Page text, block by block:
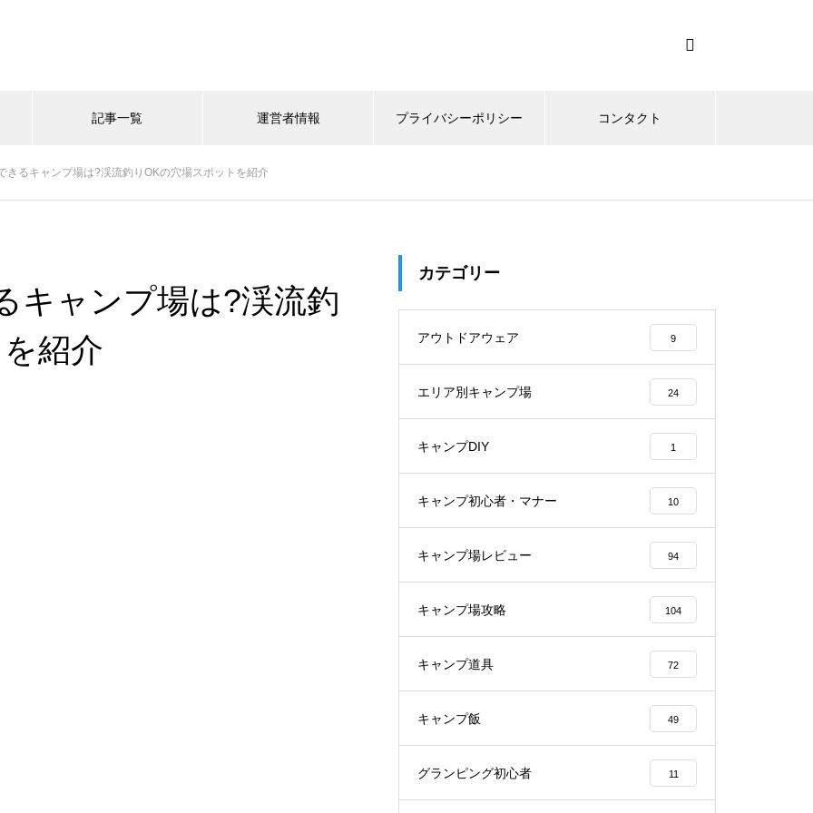
記事一覧 運営者情報 プライバシーポリシー コンタクト
きるキャンプ場は?渓流釣りOKの穴場スポットを紹介
キャンプ場は?渓流釣
紹介
カテゴリー
アウトドアウェア 9
エリア別キャンプ場 24
キャンプDIY 1
キャンプ初心者・マナー 10
キャンプ場レビュー 94
キャンプ場攻略 104
キャンプ道具 72
キャンプ飯 49
グランピング初心者 11